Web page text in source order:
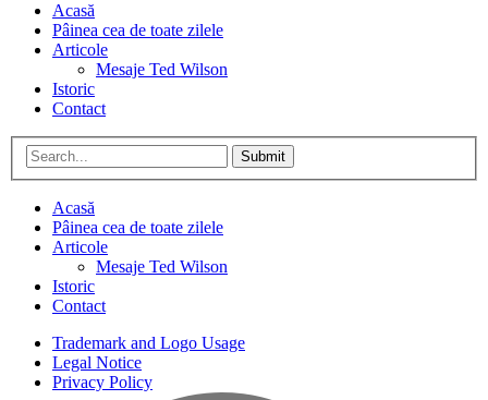
Acasă
Pâinea cea de toate zilele
Articole
Mesaje Ted Wilson
Istoric
Contact
Submit
Acasă
Pâinea cea de toate zilele
Articole
Mesaje Ted Wilson
Istoric
Contact
Trademark and Logo Usage
Legal Notice
Privacy Policy